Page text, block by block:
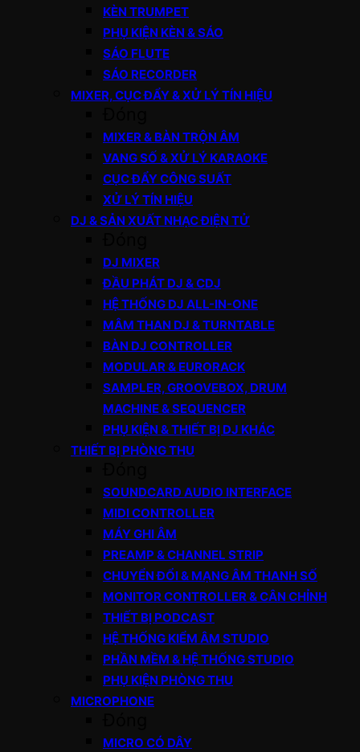
KÈN TRUMPET
PHỤ KIỆN KÈN & SÁO
SÁO FLUTE
SÁO RECORDER
MIXER, CỤC ĐẨY & XỬ LÝ TÍN HIỆU
MIXER & BÀN TRỘN ÂM
VANG SỐ & XỬ LÝ KARAOKE
CỤC ĐẨY CÔNG SUẤT
XỬ LÝ TÍN HIỆU
DJ & SẢN XUẤT NHẠC ĐIỆN TỬ
DJ MIXER
ĐẦU PHÁT DJ & CDJ
HỆ THỐNG DJ ALL-IN-ONE
MÂM THAN DJ & TURNTABLE
BÀN DJ CONTROLLER
MODULAR & EURORACK
SAMPLER, GROOVEBOX, DRUM
MACHINE & SEQUENCER
PHỤ KIỆN & THIẾT BỊ DJ KHÁC
THIẾT BỊ PHÒNG THU
SOUNDCARD AUDIO INTERFACE
MIDI CONTROLLER
MÁY GHI ÂM
PREAMP & CHANNEL STRIP
CHUYỂN ĐỔI & MẠNG ÂM THANH SỐ
MONITOR CONTROLLER & CÂN CHỈNH
THIẾT BỊ PODCAST
HỆ THỐNG KIỂM ÂM STUDIO
PHẦN MỀM & HỆ THỐNG STUDIO
PHỤ KIỆN PHÒNG THU
MICROPHONE
MICRO CÓ DÂY